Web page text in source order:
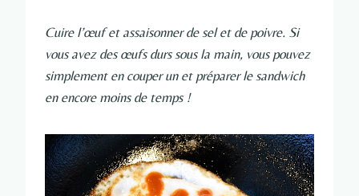
Cuire l’œuf et assaisonner de sel et de poivre. Si
vous avez des œufs durs sous la main, vous pouvez
simplement en couper un et préparer le sandwich
en encore moins de temps !